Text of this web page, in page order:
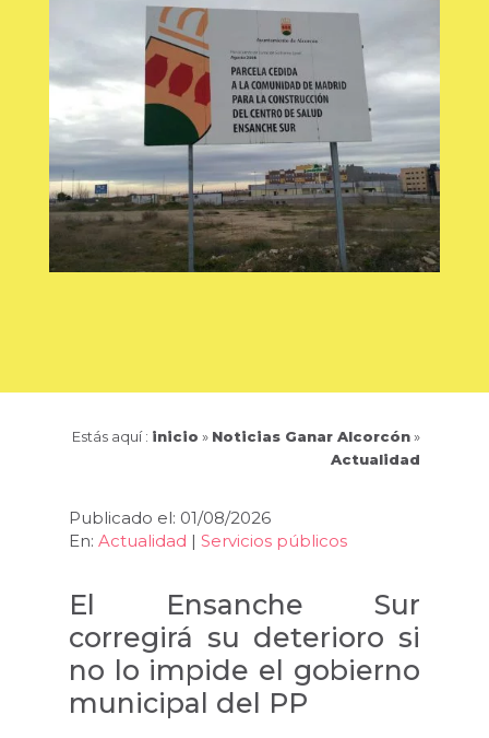
Estás aquí : inicio » Noticias Ganar Alcorcón»
Actualidad
Publicado el: 01/08/2026
En: Actualidad | Servicios públicos
El Ensanche Sur
corregirá su deterioro si
no lo impide el gobierno
municipal del PP